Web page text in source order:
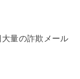
量の詐欺メール